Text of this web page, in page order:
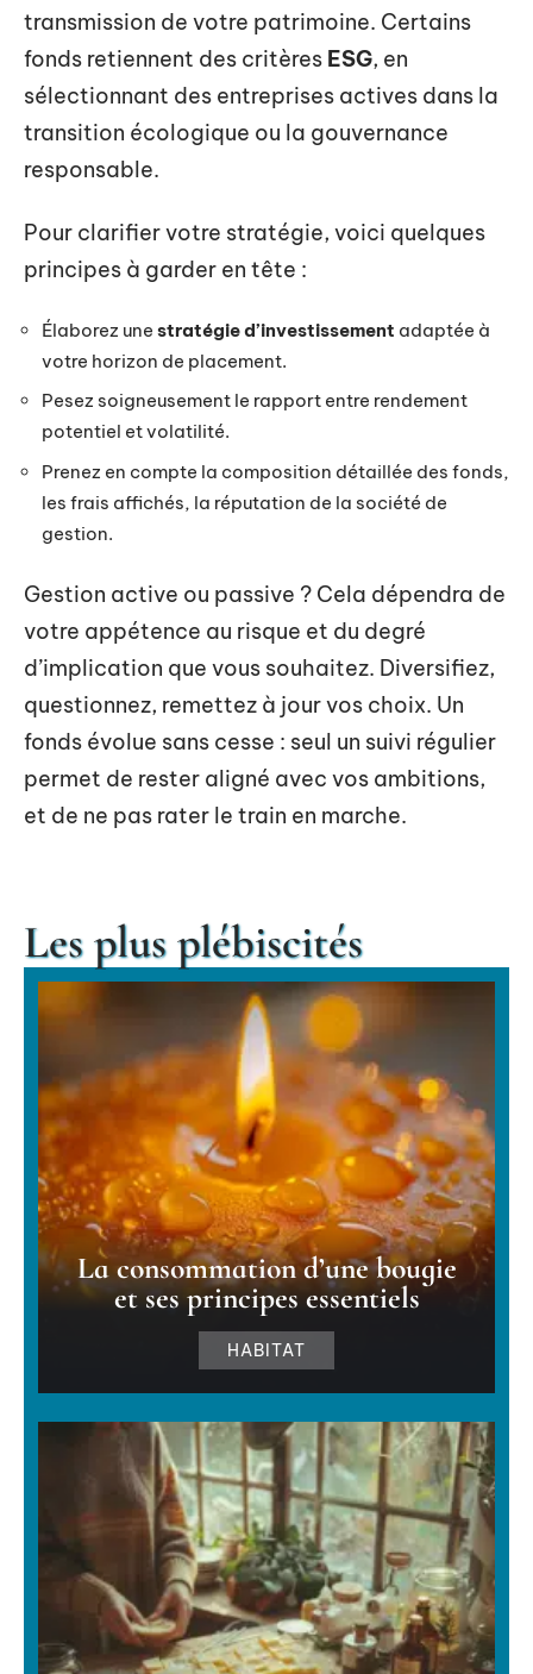
transmission de votre patrimoine. Certains
fonds retiennent des critères ESG, en
sélectionnant des entreprises actives dans la
transition écologique ou la gouvernance
responsable.
Pour clarifier votre stratégie, voici quelques
principes à garder en tête :
Élaborez une stratégie d’investissement adaptée à
votre horizon de placement.
Pesez soigneusement le rapport entre rendement
potentiel et volatilité.
Prenez en compte la composition détaillée des fonds,
les frais affichés, la réputation de la société de
gestion.
Gestion active ou passive ? Cela dépendra de
votre appétence au risque et du degré
d’implication que vous souhaitez. Diversifiez,
questionnez, remettez à jour vos choix. Un
fonds évolue sans cesse : seul un suivi régulier
permet de rester aligné avec vos ambitions,
et de ne pas rater le train en marche.
Les plus plébiscités
La consommation d’une bougie
et ses principes essentiels
HABITAT